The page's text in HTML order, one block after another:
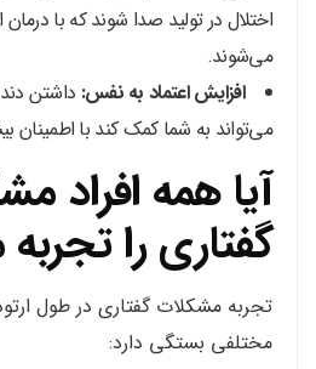
اختلال در تولید صدا شوند که با
می‌شوند.
افزایش اعتماد به نفس: داشتن
می‌تواند به شما کمک کند با
آیا همه افراد
گفتاری را
تجربه مشکلات گفتاری در طول
مختلفی بستگی دارد: